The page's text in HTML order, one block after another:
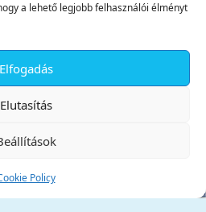
a lehető legjobb felhasználói élményt
Elfogadás
Elutasítás
Policy
Önkormányzata
✕